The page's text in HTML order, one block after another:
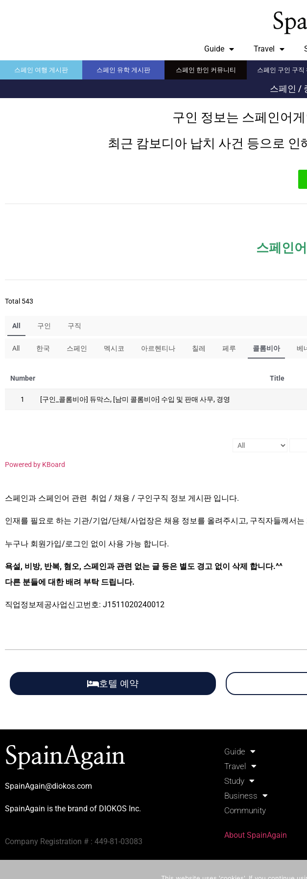
Guide Travel
스페인 여행 게시판 스페인 유학 게시판 스페인 한인 커뮤니티 스페인 구인 구직
스페인 /
구인 정보는 스페인어
최근 캄보디아 납치 사건 등으로
스페인
Total 543
All 구인 구직
All 한국 스페인 멕시코 아르헨티나 칠레 페루 콜롬비아 베
Number Title
1 [구인_콜롬비아] 듀막스, [남미 콜롬비아] 수입 및 판매 사무, 경영
Powered by KBoard
스페인과 스페인어 관련 취업 / 채용 / 구인구직 정보 게시판 입니다.
인재를 필요로 하는 기관/기업/단체/사업장은 채용 정보를 올려주시고, 구직자들께서
누구나 회원가입/로그인 없이 사용 가능 합니다.
욕설, 비방, 반복, 혐오, 스페인과 관련 없는 글 등은 별도 경고 없이 삭제 합니다.^^
다른 분들에 대한 배려 부탁 드립니다.
직업정보제공사업신고번호: J1511020240012
호텔 예약
SpainAgain
SpainAgain@diokos.com
SpainAgain is the brand of DIOKOS Inc.
Company Registration # : 449-81-03083
Guide
Travel
Study
Business
Community
About SpainAgain